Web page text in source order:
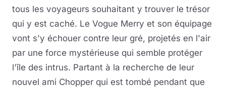
tous les voyageurs souhaitant y trouver le trésor
qui y est caché. Le Vogue Merry et son équipage
vont s'y échouer contre leur gré, projetés en l'air
par une force mystérieuse qui semble protéger
l'île des intrus. Partant à la recherche de leur
nouvel ami Chopper qui est tombé pendant que